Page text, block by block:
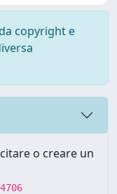
copyright e
o creare un